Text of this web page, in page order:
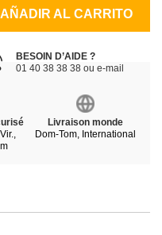
AÑADIR AL CARRITO
BESOIN D’AIDE ?
01 40 38 38 38 ou e-mail
Livraison monde
Dom-Tom, International